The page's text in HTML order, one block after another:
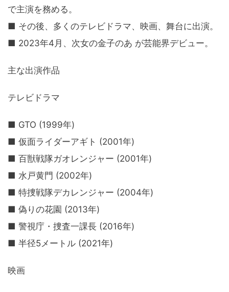
で主演を務める。
■ その後、多くのテレビドラマ、映画、舞台に出演。
■ 2023年4月、次女の金子のあ が芸能界デビュー。
主な出演作品
テレビドラマ
■ GTO (1999年)
■ 仮面ライダーアギト (2001年)
■ 百獣戦隊ガオレンジャー (2001年)
■ 水戸黄門 (2002年)
■ 特捜戦隊デカレンジャー (2004年)
■ 偽りの花園 (2013年)
■ 警視庁・捜査一課長 (2016年)
■ 半径5メートル (2021年)
映画